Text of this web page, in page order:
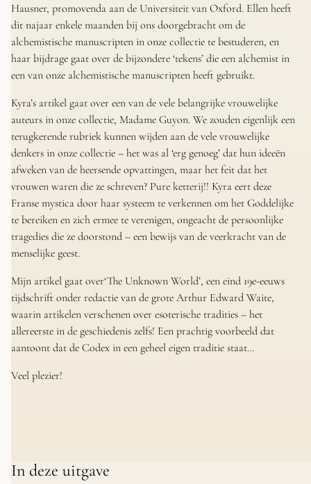
Hausner, promovenda aan de Universiteit van Oxford. Ellen heeft
dit najaar enkele maanden bij ons doorgebracht om de
alchemistische manuscripten in onze collectie te bestuderen, en
haar bijdrage gaat over de bijzondere ‘tekens’ die een alchemist in
een van onze alchemistische manuscripten heeft gebruikt.
Kyra’s artikel gaat over een van de vele belangrijke vrouwelijke
auteurs in onze collectie, Madame Guyon. We zouden eigenlijk een
terugkerende rubriek kunnen wijden aan de vele vrouwelijke
denkers in onze collectie – het was al ‘erg genoeg’ dat hun ideeën
afweken van de heersende opvattingen, maar het feit dat het
vrouwen waren die ze schreven? Pure ketterij!! Kyra eert deze
Franse mystica door haar systeem te verkennen om het Goddelijke
te bereiken en zich ermee te verenigen, ongeacht de persoonlijke
tragedies die ze doorstond – een bewijs van de veerkracht van de
menselijke geest.
Mijn artikel gaat over‘The Unknown World’, een eind 19e-eeuws
tijdschrift onder redactie van de grote Arthur Edward Waite,
waarin artikelen verschenen over esoterische tradities – het
allereerste in de geschiedenis zelfs! Een prachtig voorbeeld dat
aantoont dat de Codex in een geheel eigen traditie staat…
Veel plezier!
In deze uitgave